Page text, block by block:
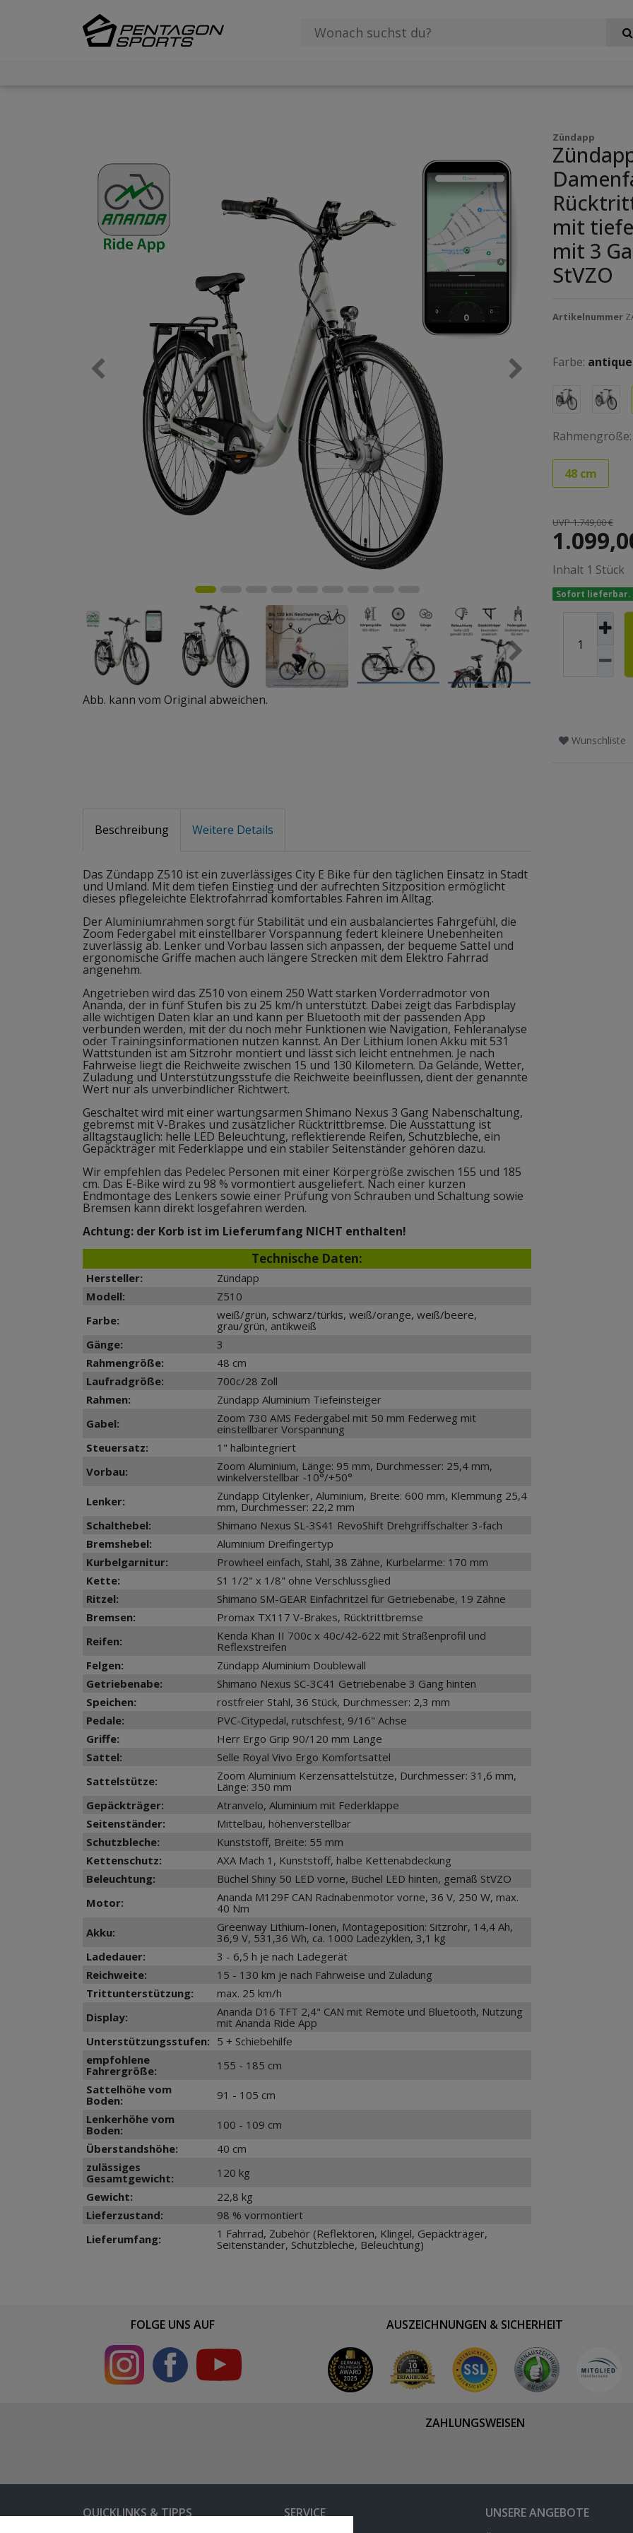
Abb. kann vom Original abweichen.
Zündapp
mit
mit 3
StVZO
Artikelnummer
Farbe:
Rahmengröße:
48 cm
UVP 1.749,00 €
Inhalt 1 Stück
Sofort lieferbar.
Wunschliste
Beschreibung Weitere Details
Das Zündapp Z510 ist ein zuverlässiges City E Bike für den täglichen Einsatz in Stadt
und Umland. Mit dem tiefen Einstieg und der aufrechten Sitzposition ermöglicht
dieses pflegeleichte Elektrofahrrad komfortables Fahren im Alltag.
Der Aluminiumrahmen sorgt für Stabilität und ein ausbalanciertes Fahrgefühl, die
Zoom Federgabel mit einstellbarer Vorspannung federt kleinere Unebenheiten
zuverlässig ab. Lenker und Vorbau lassen sich anpassen, der bequeme Sattel und
ergonomische Griffe machen auch längere Strecken mit dem Elektro Fahrrad
angenehm.
Angetrieben wird das Z510 von einem 250 Watt starken Vorderradmotor von
Ananda, der in fünf Stufen bis zu 25 km/h unterstützt. Dabei zeigt das Farbdisplay
alle wichtigen Daten klar an und kann per Bluetooth mit der passenden App
verbunden werden, mit der du noch mehr Funktionen wie Navigation, Fehleranalyse
oder Trainingsinformationen nutzen kannst. An Der Lithium Ionen Akku mit 531
Wattstunden ist am Sitzrohr montiert und lässt sich leicht entnehmen. Je nach
Fahrweise liegt die Reichweite zwischen 15 und 130 Kilometern. Da Gelände, Wetter,
Zuladung und Unterstützungsstufe die Reichweite beeinflussen, dient der genannte
Wert nur als unverbindlicher Richtwert.
Geschaltet wird mit einer wartungsarmen Shimano Nexus 3 Gang Nabenschaltung,
gebremst mit V-Brakes und zusätzlicher Rücktrittbremse. Die Ausstattung ist
alltagstauglich: helle LED Beleuchtung, reflektierende Reifen, Schutzbleche, ein
Gepäckträger mit Federklappe und ein stabiler Seitenständer gehören dazu.
Wir empfehlen das Pedelec Personen mit einer Körpergröße zwischen 155 und 185
cm. Das E-Bike wird zu 98 % vormontiert ausgeliefert. Nach einer kurzen
Endmontage des Lenkers sowie einer Prüfung von Schrauben und Schaltung sowie
Bremsen kann direkt losgefahren werden.
Achtung: der Korb ist im Lieferumfang NICHT enthalten!
Technische Daten:
Hersteller:
Zündapp
Modell:
Z510
Farbe:
weiß/grün, schwarz/türkis, weiß/orange, weiß/beere,
grau/grün, antikweiß
Gänge:
3
Rahmengröße:
48 cm
Laufradgröße:
700c/28 Zoll
Rahmen:
Zündapp Aluminium Tiefeinsteiger
Gabel:
Zoom 730 AMS Federgabel mit 50 mm Federweg mit
einstellbarer Vorspannung
Steuersatz:
1" halbintegriert
Vorbau:
Zoom Aluminium, Länge: 95 mm, Durchmesser: 25,4 mm,
winkelverstellbar -10°/+50°
Lenker:
Zündapp Citylenker, Aluminium, Breite: 600 mm, Klemmung 25,4
mm, Durchmesser: 22,2 mm
Schalthebel:
Shimano Nexus SL-3S41 RevoShift Drehgriffschalter 3-fach
Bremshebel:
Aluminium Dreifingertyp
Kurbelgarnitur:
Prowheel einfach, Stahl, 38 Zähne, Kurbelarme: 170 mm
Kette:
S1 1/2" x 1/8" ohne Verschlussglied
Ritzel:
Shimano SM-GEAR Einfachritzel für Getriebenabe, 19 Zähne
Bremsen:
Promax TX117 V-Brakes, Rücktrittbremse
Reifen:
Kenda Khan II 700c x 40c/42-622 mit Straßenprofil und
Reflexstreifen
Felgen:
Zündapp Aluminium Doublewall
Getriebenabe:
Shimano Nexus SC-3C41 Getriebenabe 3 Gang hinten
Speichen:
rostfreier Stahl, 36 Stück, Durchmesser: 2,3 mm
Pedale:
PVC-Citypedal, rutschfest, 9/16" Achse
Griffe:
Herr Ergo Grip 90/120 mm Länge
Sattel:
Selle Royal Vivo Ergo Komfortsattel
Sattelstütze:
Zoom Aluminium Kerzensattelstütze, Durchmesser: 31,6 mm,
Länge: 350 mm
Gepäckträger:
Atranvelo, Aluminium mit Federklappe
Seitenständer:
Mittelbau, höhenverstellbar
Schutzbleche:
Kunststoff, Breite: 55 mm
Kettenschutz:
AXA Mach 1, Kunststoff, halbe Kettenabdeckung
Beleuchtung:
Büchel Shiny 50 LED vorne, Büchel LED hinten, gemäß StVZO
Motor:
Ananda M129F CAN Radnabenmotor vorne, 36 V, 250 W, max.
40 Nm
Akku:
Greenway Lithium-Ionen, Montageposition: Sitzrohr, 14,4 Ah,
36,9 V, 531,36 Wh, ca. 1000 Ladezyklen, 3,1 kg
Ladedauer:
3 - 6,5 h je nach Ladegerät
Reichweite:
15 - 130 km je nach Fahrweise und Zuladung
Trittunterstützung:
max. 25 km/h
Display:
Ananda D16 TFT 2,4" CAN mit Remote und Bluetooth, Nutzung
mit Ananda Ride App
Unterstützungsstufen: 5 + Schiebehilfe
empfohlene
Fahrergröße:
155 - 185 cm
Sattelhöhe vom
Boden:
91 - 105 cm
Lenkerhöhe vom
Boden:
100 - 109 cm
Überstandshöhe:
40 cm
zulässiges
Gesamtgewicht:
120 kg
Gewicht:
22,8 kg
Lieferzustand:
98 % vormontiert
Lieferumfang:
1 Fahrrad, Zubehör (Reflektoren, Klingel, Gepäckträger,
Seitenständer, Schutzbleche, Beleuchtung)
FOLGE UNS AUF AUSZEICHNUNGEN & SICHERHEIT
ZAHLUNGSWEISEN
QUICKLINKS & TIPPS SERVICE UNSERE ANGEBOTE